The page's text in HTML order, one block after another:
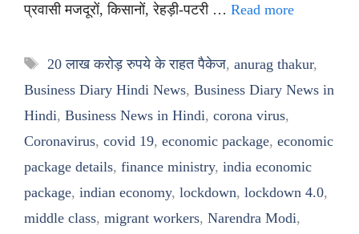
प्रवासी मजदूरों, किसानों, रेहड़ी-पटरी … Read more
Tags
20 लाख करोड़ रुपये के राहत पैकेज, anurag thakur,
Business Diary Hindi News, Business Diary News in
Hindi, Business News in Hindi, corona virus,
Coronavirus, covid 19, economic package, economic
package details, finance ministry, india economic
package, indian economy, lockdown, lockdown 4.0,
middle class, migrant workers, Narendra Modi,